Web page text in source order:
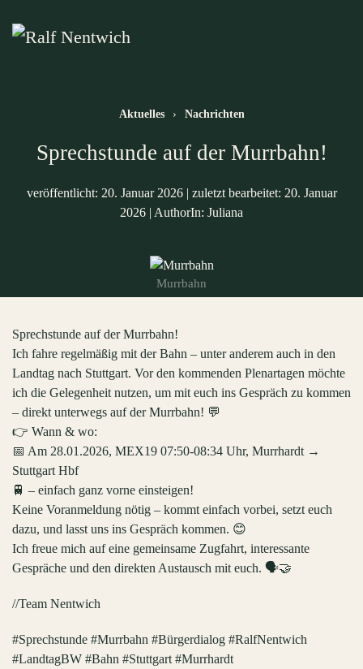
Zum Hauptinhalt springen
Aktuelles Nachrichten
Sprechstunde auf der Murrbahn!
veröffentlicht: 20. Januar 2026| zuletzt bearbeitet: 20. Januar
2026 | AuthorIn: Juliana
Murrbahn
Sprechstunde auf der Murrbahn!
Ich fahre regelmäßig mit der Bahn – unter anderem auch in den
Landtag nach Stuttgart. Vor den kommenden Plenartagen möchte
ich die Gelegenheit nutzen, um mit euch ins Gespräch zu kommen
– direkt unterwegs auf der Murrbahn! 💬
👉 Wann & wo:
📅 Am 28.01.2026, MEX19 07:50-08:34 Uhr, Murrhardt →
Stuttgart Hbf
🚆 – einfach ganz vorne einsteigen!
Keine Voranmeldung nötig – kommt einfach vorbei, setzt euch
dazu, und lasst uns ins Gespräch kommen. 😊
Ich freue mich auf eine gemeinsame Zugfahrt, interessante
Gespräche und den direkten Austausch mit euch. 🗣️🤝
//Team Nentwich
#Sprechstunde #Murrbahn #Bürgerdialog #RalfNentwich
#LandtagBW #Bahn #Stuttgart #Murrhardt